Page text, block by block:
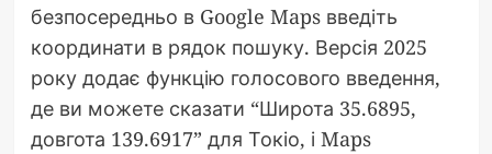
безпосередньо в Google Maps введіть
координати в рядок пошуку. Версія 2025
року додає функцію голосового введення,
де ви можете сказати “Широта 35.6895,
довгота 139.6917” для Токіо, і Maps